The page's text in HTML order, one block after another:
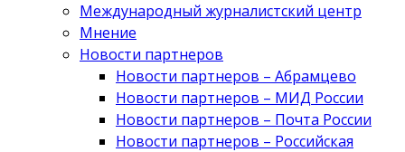
Международный журналистский центр
Мнение
Новости партнеров
Новости партнеров – Абрамцево
Новости партнеров – МИД России
Новости партнеров – Почта России
Новости партнеров – Российская